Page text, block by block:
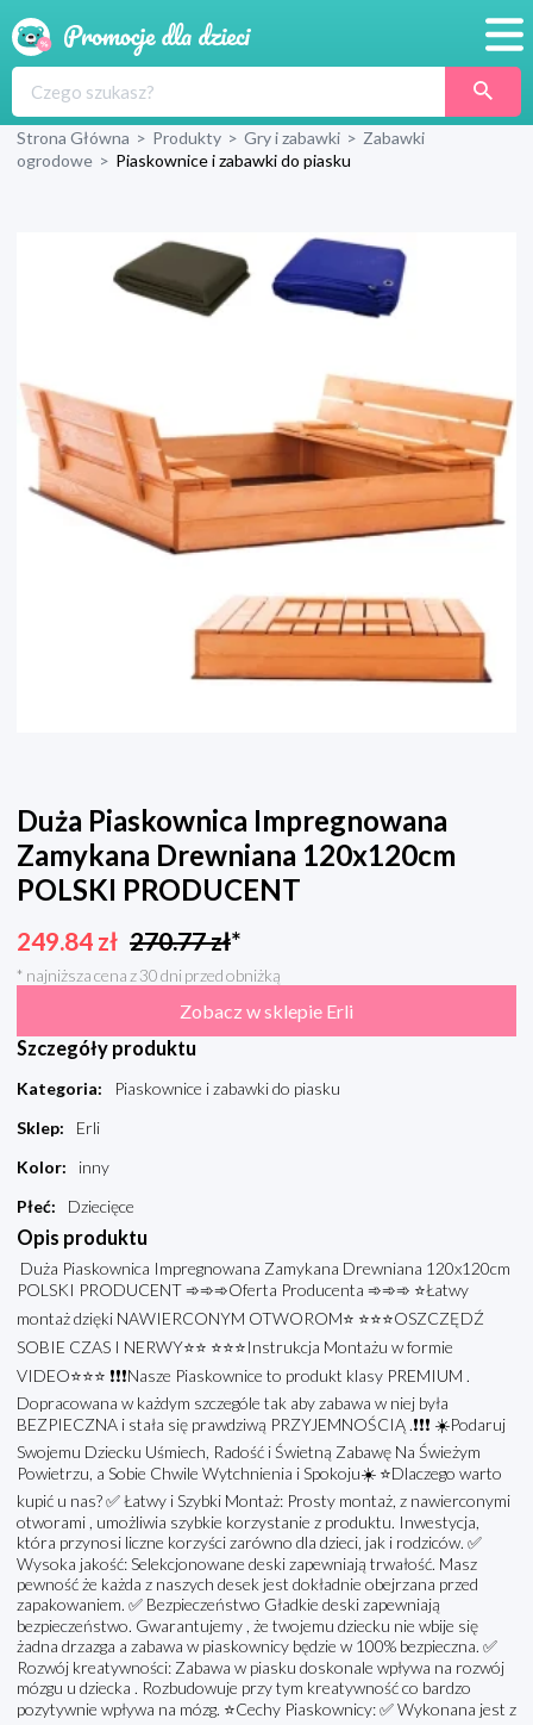
Produkty
Blog
Strona Główna > Produkty > Gry i zabawki > Zabawki
ogrodowe > Piaskownice i zabawki do piasku
Duża Piaskownica Impregnowana
Zamykana Drewniana 120x120cm
POLSKI PRODUCENT
249.84 zł 270.77zł*
* najniższa cena z 30 dni przed obniżką
Zobacz w sklepie Erli
Szczegóły produktu
Kategoria:
Piaskownice i zabawki do piasku
Sklep:
Erli
Kolor:
inny
Płeć: Dziecięce
Opis produktu
Duża Piaskownica Impregnowana Zamykana Drewniana 120x120cm
POLSKI PRODUCENT ➾➾➾Oferta Producenta ➾➾➾ ⭐️Łatwy
montaż dzięki NAWIERCONYM OTWOROM⭐️ ⭐️⭐️⭐️OSZCZĘDŹ
SOBIE CZAS I NERWY⭐️⭐️ ⭐️⭐️⭐️Instrukcja Montażu w formie
VIDEO⭐️⭐️⭐️ ❗️❗️❗️Nasze Piaskownice to produkt klasy PREMIUM .
Dopracowana w każdym szczególe tak aby zabawa w niej była
BEZPIECZNA i stała się prawdziwą PRZYJEMNOŚCIĄ .❗️❗️❗️ ☀️Podaruj
Swojemu Dziecku Uśmiech, Radość i Świetną Zabawę Na Świeżym
Powietrzu, a Sobie Chwile Wytchnienia i Spokoju☀️ ⭐️Dlaczego warto
kupić u nas? ✅ Łatwy i Szybki Montaż: Prosty montaż, z nawierconymi
otworami , umożliwia szybkie korzystanie z produktu. Inwestycja,
która przynosi liczne korzyści zarówno dla dzieci, jak i rodziców. ✅
Wysoka jakość: Selekcjonowane deski zapewniają trwałość. Masz
pewność że każda z naszych desek jest dokładnie obejrzana przed
zapakowaniem. ✅ Bezpieczeństwo Gładkie deski zapewniają
bezpieczeństwo. Gwarantujemy , że twojemu dziecku nie wbije się
żadna drzazga a zabawa w piaskownicy będzie w 100% bezpieczna. ✅
Rozwój kreatywności: Zabawa w piasku doskonale wpływa na rozwój
mózgu u dziecka . Rozbudowuje przy tym kreatywność co bardzo
pozytywnie wpływa na mózg. ⭐️Cechy Piaskownicy: ✅ Wykonana jest z